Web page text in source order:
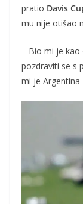
pratio Davis
mu nije otišao
– Bio mi je kao
pozdraviti se s
mi je